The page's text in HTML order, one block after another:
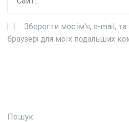
Зберегти моє ім'я, e-mail,
браузері для моїх подальших
Пошук